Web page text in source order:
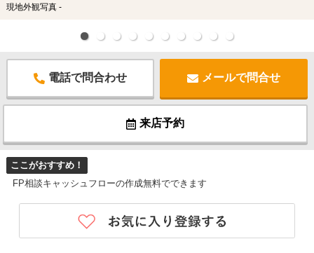
現地外観写真 -
電話で問合わせ メールで問合せ
来店予約
ここがおすすめ！
FP相談キャッシュフローの作成無料でできます